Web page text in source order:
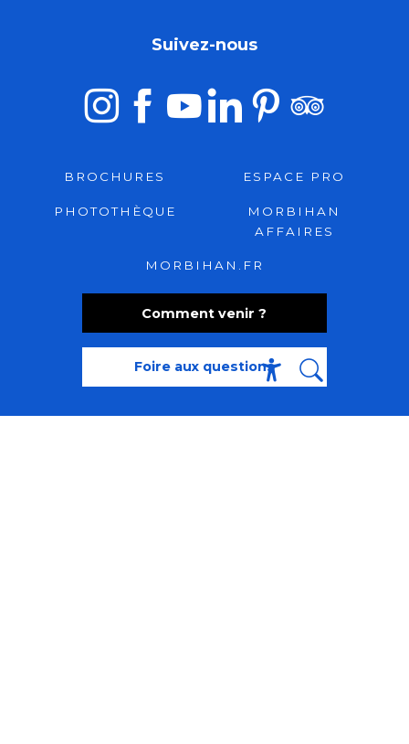
Comment venir ?
Foire aux questions
Suivez-nous
BROCHURES ESPACE PRO
PHOTOTHÈQUE
MORBIHAN
AFFAIRES
MORBIHAN.FR